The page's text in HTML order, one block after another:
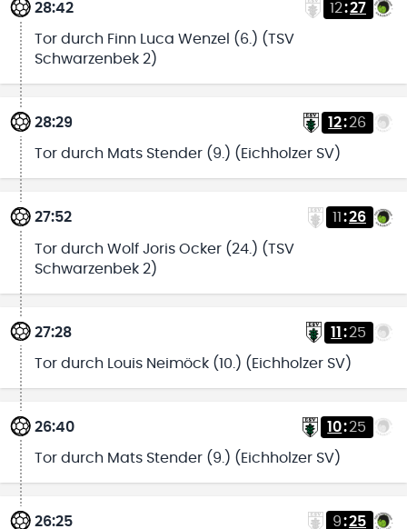
28:42 12:27
Tor durch Finn Luca Wenzel (6.) (TSV
Schwarzenbek 2)
28:29 12:26
Tor durch Mats Stender (9.) (Eichholzer SV)
27:52 11 :26
Tor durch Wolf Joris Ocker (24.) (TSV
Schwarzenbek 2)
27:28 11 :25
Tor durch Louis Neimöck (10.) (Eichholzer SV)
26:40 10:25
Tor durch Mats Stender (9.) (Eichholzer SV)
26:25 9:25